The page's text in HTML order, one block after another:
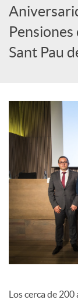
d
o
r
d
e
c
o
n
Sant Pau
Los cerca de